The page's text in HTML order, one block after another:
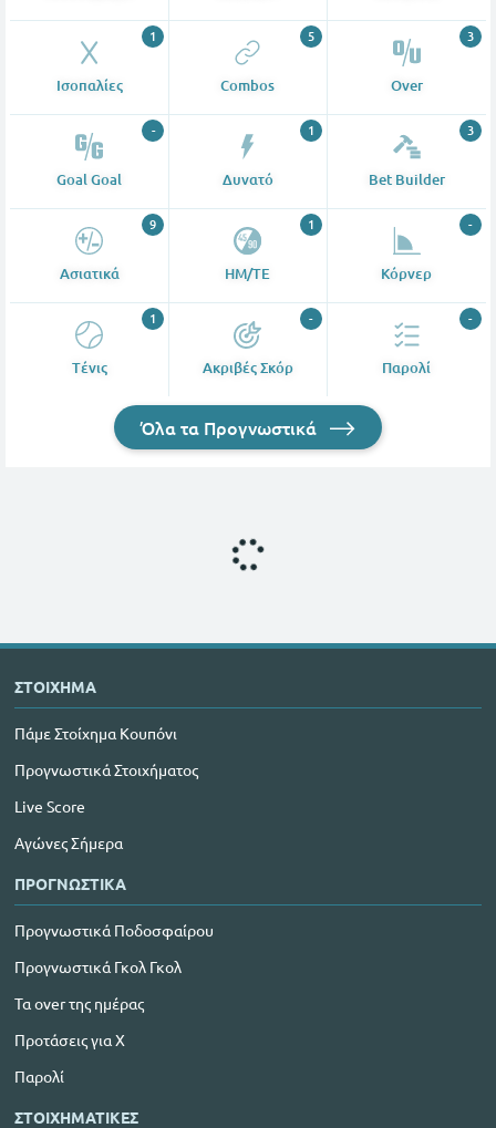
Ισοπαλίες
1
Combos
5
Over
3
Goal Goal
-
Δυνατό
1
Bet Builder
3
Ασιατικά
9
ΗΜ/ΤΕ
1
Κόρνερ
-
Tένις
1
Ακριβές Σκόρ
-
Παρολί
-
Όλα τα Προγνωστικά
ΣΤΟΙΧΗΜΑ
Πάμε Στοίχημα Κουπόνι
Προγνωστικά Στοιχήματος
Live Score
Αγώνες Σήμερα
ΠΡΟΓΝΩΣΤΙΚΑ
Προγνωστικά Ποδοσφαίρου
Προγνωστικά Γκολ Γκολ
Τα over της ημέρας
Προτάσεις για Χ
Παρολί
ΣΤΟΙΧΗΜΑΤΙΚΕΣ